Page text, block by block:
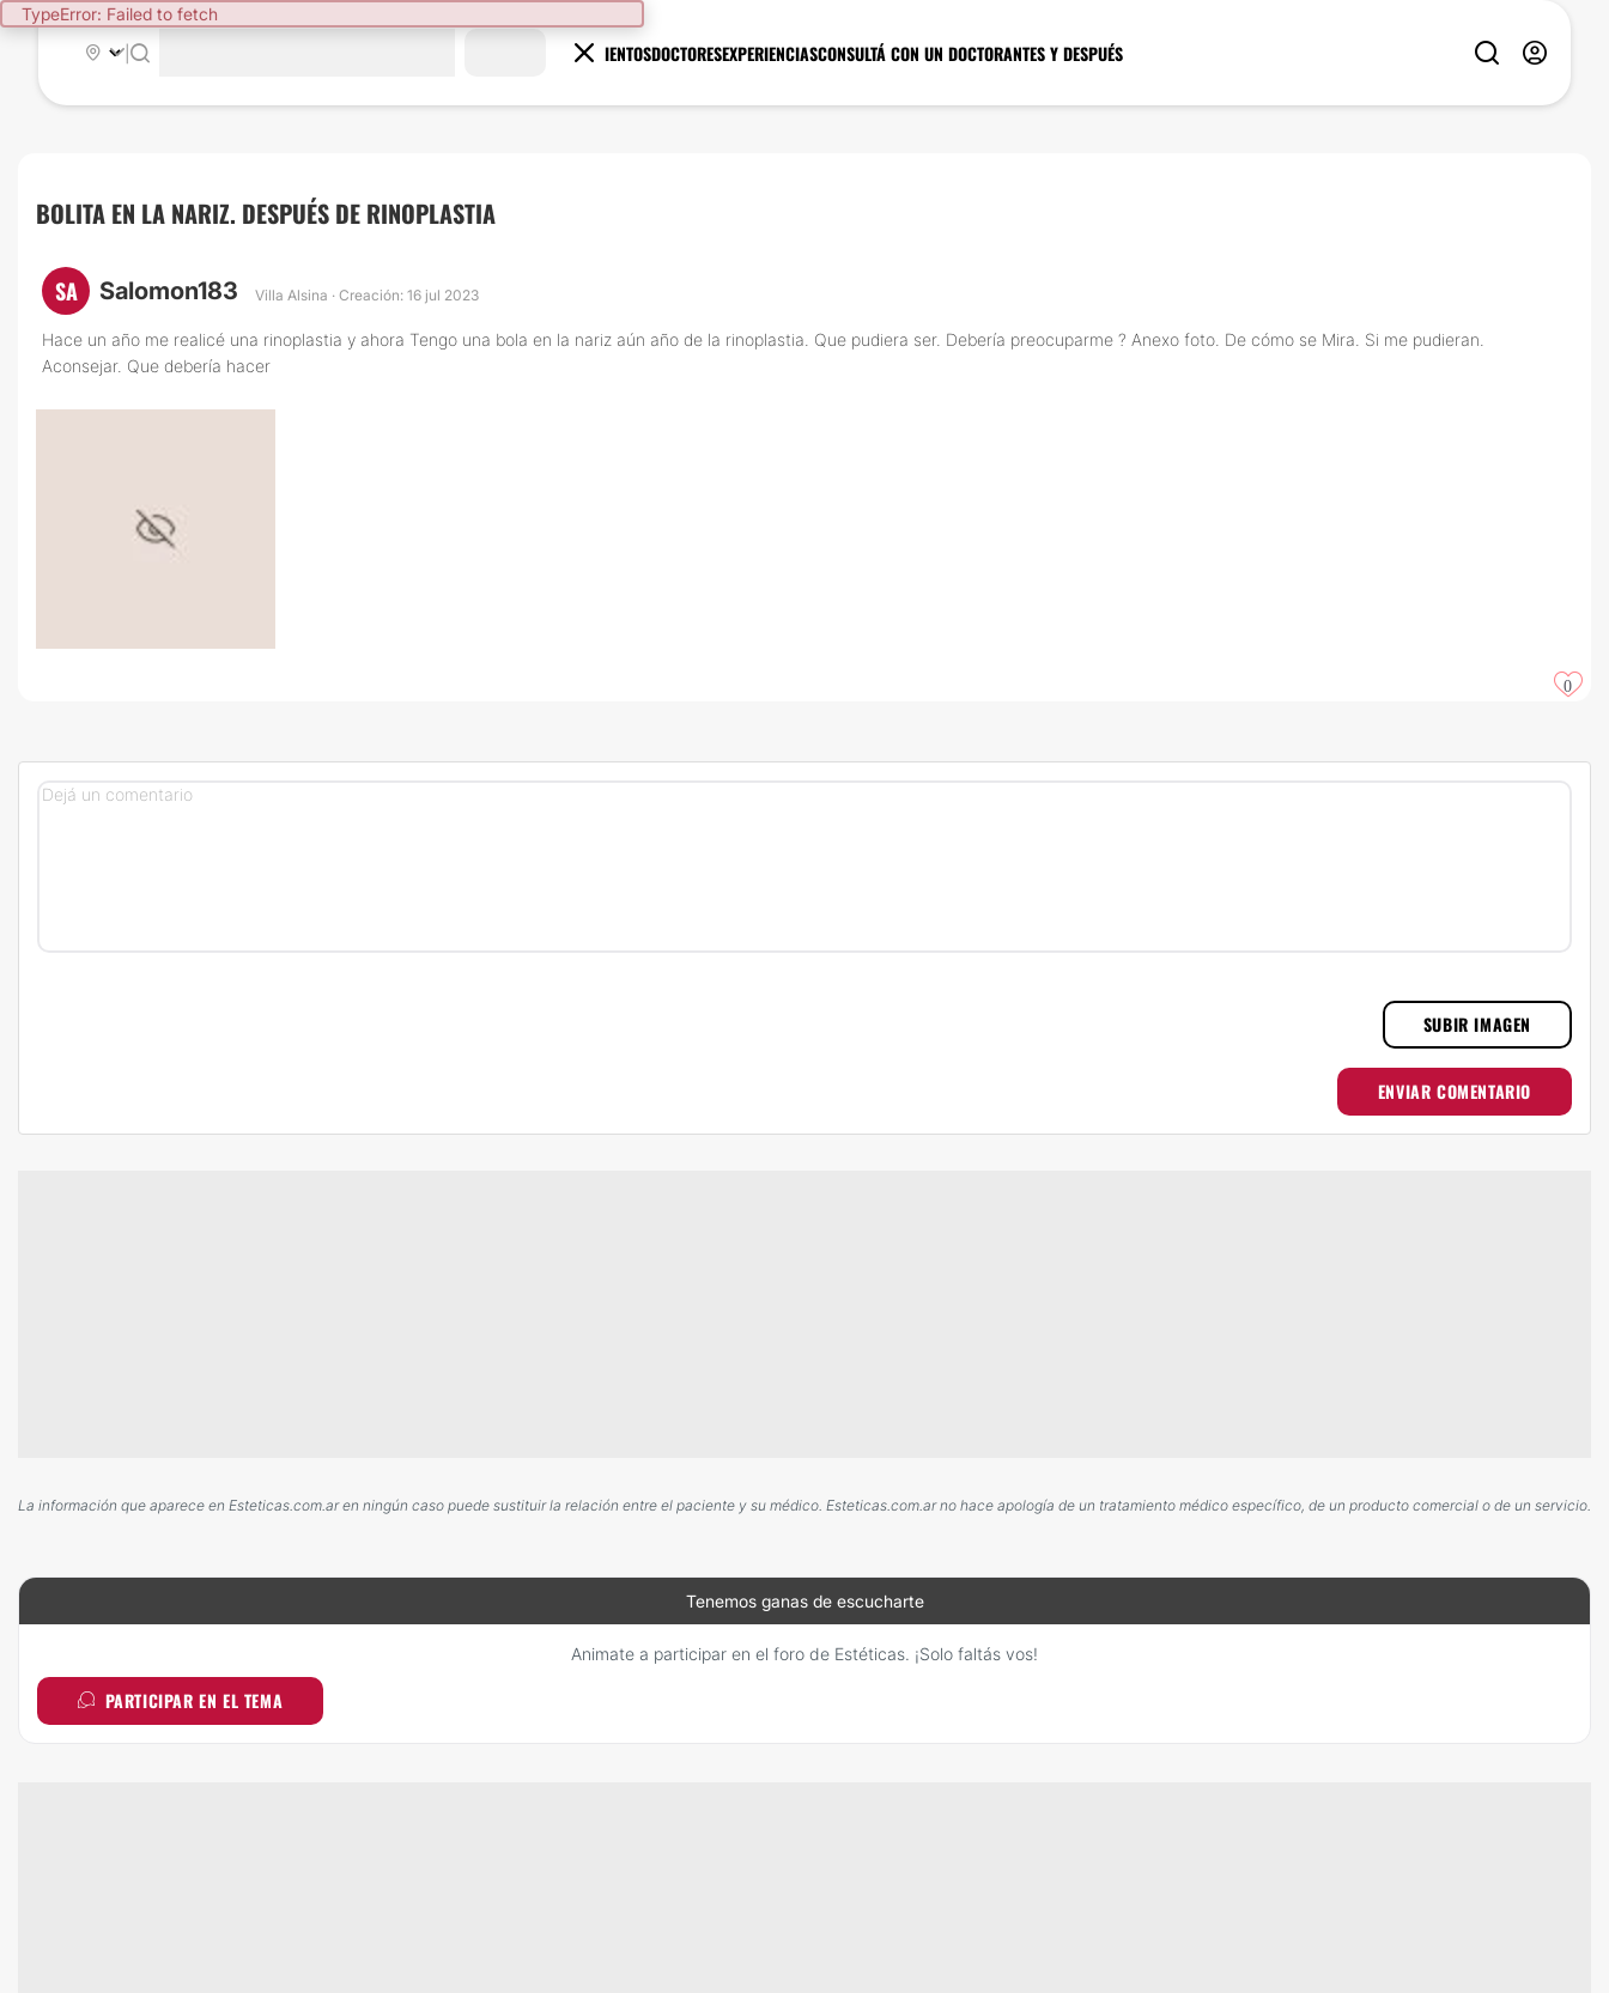
TypeError: Failed to fetch
TRATAMIENTOSDOCTORESEXPERIENCIASCONSULTÁ CON UN DOCTORANTES Y DESPUÉS
|
BOLITA EN LA NARIZ. DESPUÉS DE RINOPLASTIA
SA Salomon183 Villa Alsina · Creación: 16 jul 2023
Hace un año me realicé una rinoplastia y ahora Tengo una bola en la nariz aún año de la rinoplastia. Que pudiera ser. Debería preocuparme ? Anexo foto. De cómo se Mira. Si me pudieran.
Aconsejar. Que debería hacer
0
SUBIR IMAGEN
ENVIAR COMENTARIO
La información que aparece en Esteticas.com.ar en ningún caso puede sustituir la relación entre el paciente y su médico. Esteticas.com.ar no hace apología de un tratamiento médico específico, de un producto comercial o de un servicio.
Tenemos ganas de escucharte
Animate a participar en el foro de Estéticas. ¡Solo faltás vos!
PARTICIPAR EN EL TEMA